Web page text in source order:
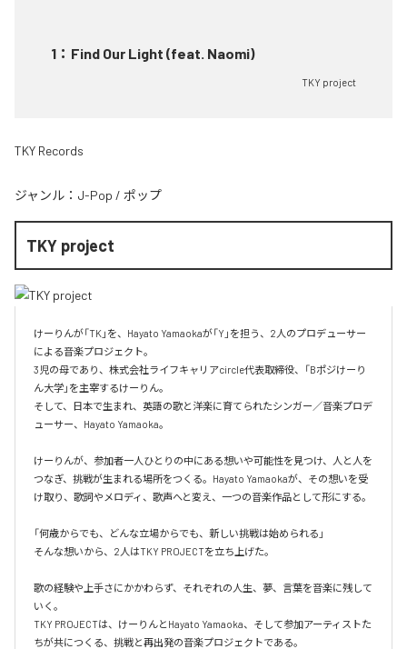
1 ： Find Our Light (feat. Naomi)
TKY project
TKY Records
ジャンル： J-Pop / ポップ
TKY project
けーりんが「TK」を、Hayato Yamaokaが「Y」を担う、2人のプロデューサー
による音楽プロジェクト。
3児の母であり、株式会社ライフキャリアcircle代表取締役、「Bポジけーり
ん大学」を主宰するけーりん。
そして、日本で生まれ、英語の歌と洋楽に育てられたシンガー／音楽プロデ
ューサー、Hayato Yamaoka。
けーりんが、参加者一人ひとりの中にある想いや可能性を見つけ、人と人を
つなぎ、挑戦が生まれる場所をつくる。Hayato Yamaokaが、その想いを受
け取り、歌詞やメロディ、歌声へと変え、一つの音楽作品として形にする。
「何歳からでも、どんな立場からでも、新しい挑戦は始められる」
そんな想いから、2人はTKY PROJECTを立ち上げた。
歌の経験や上手さにかかわらず、それぞれの人生、夢、言葉を音楽に残して
いく。
TKY PROJECTは、けーりんとHayato Yamaoka、そして参加アーティストた
ちが共につくる、挑戦と再出発の音楽プロジェクトである。